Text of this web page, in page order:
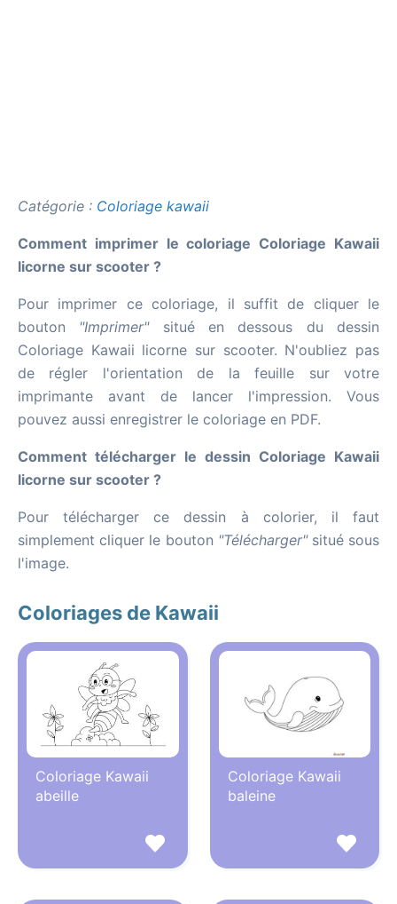
Catégorie : Coloriage kawaii
Comment imprimer le coloriage Coloriage Kawaii
licorne sur scooter ?
Pour imprimer ce coloriage, il suffit de cliquer le
bouton "Imprimer"situé en dessous du dessin
Coloriage Kawaii licorne sur scooter. N'oubliez pas
de régler l'orientation de la feuille sur votre
imprimante avant de lancer l'impression. Vous
pouvez aussi enregistrer le coloriage en PDF.
Comment télécharger le dessin Coloriage Kawaii
licorne sur scooter ?
Pour télécharger ce dessin à colorier, il faut
simplement cliquer le bouton "Télécharger"situé sous
l'image.
Coloriages de Kawaii
Coloriage Kawaii
abeille
Coloriage Kawaii
baleine